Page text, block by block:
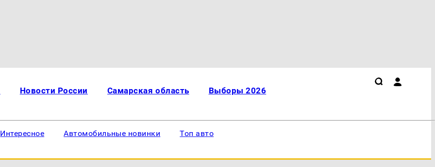
Новости России Самарская область Выборы 2026
Интересное Автомобильные новинки Топ авто